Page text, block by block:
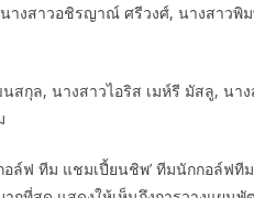
งสาวอชิรญาณ์ ศรีวงศ์, นางสาวพิ
กุล, นางสาวไอริส เมห์รี มัสลู, นา
อล์ฟ ทีม แชมเปี้ยนชิพ’ ทีมนักกอล์ฟ